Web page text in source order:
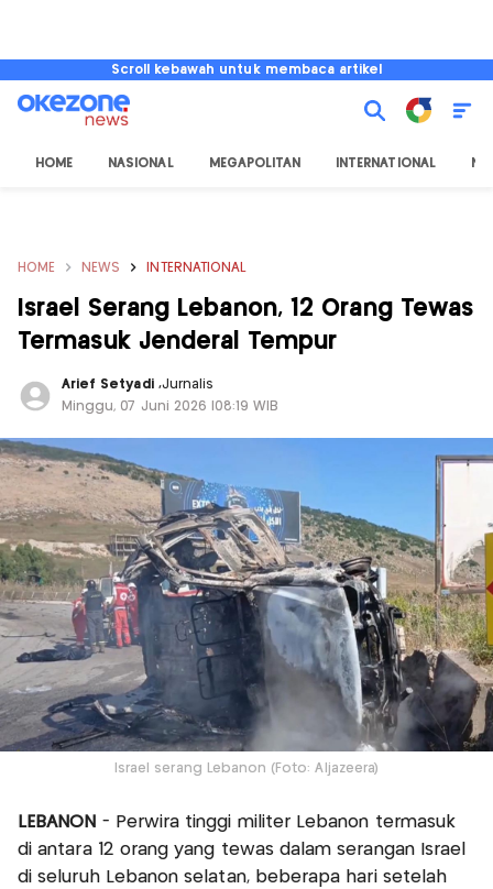
Scroll kebawah untuk membaca artikel
HOME NASIONAL MEGAPOLITAN INTERNATIONAL
HOME NEWS INTERNATIONAL
Israel Serang Lebanon, 12 Orang Tewas
Termasuk Jenderal Tempur
Arief Setyadi ,Jurnalis
Minggu, 07 Juni 2026 |08:19 WIB
Israel serang Lebanon (Foto: Aljazeera)
LEBANON - Perwira tinggi militer Lebanon termasuk
di antara 12 orang yang tewas dalam serangan Israel
di seluruh Lebanon selatan, beberapa hari setelah